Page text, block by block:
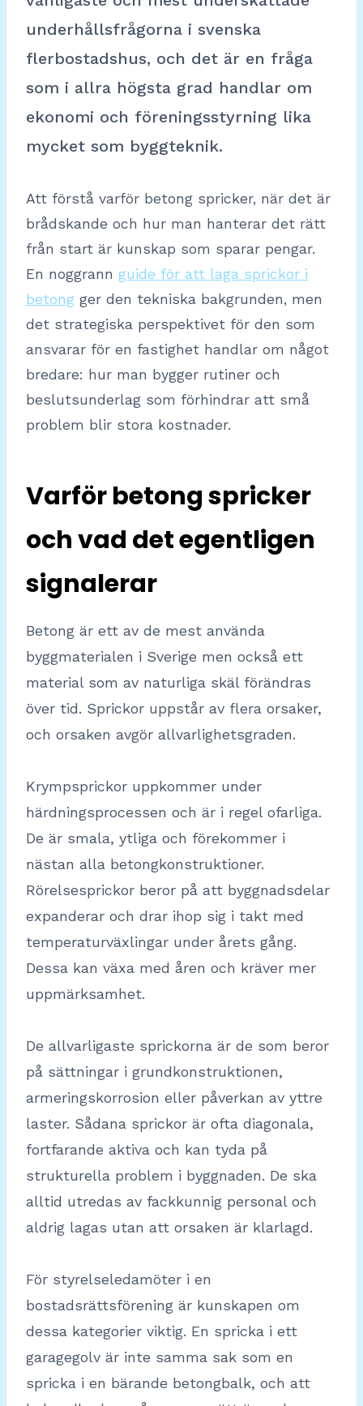
underhållsfrågorna i svenska
flerbostadshus, och det är en fråga
som i allra högsta grad handlar om
ekonomi och föreningsstyrning lika
mycket som byggteknik.
Att förstå varför betong spricker, när det är
brådskande och hur man hanterar det rätt
från start är kunskap som sparar pengar.
En noggrann guide för att laga sprickor i
betong ger den tekniska bakgrunden, men
det strategiska perspektivet för den som
ansvarar för en fastighet handlar om något
bredare: hur man bygger rutiner och
beslutsunderlag som förhindrar att små
problem blir stora kostnader.
Varför betong spricker
och vad det egentligen
signalerar
Betong är ett av de mest använda
byggmaterialen i Sverige men också ett
material som av naturliga skäl förändras
över tid. Sprickor uppstår av flera orsaker,
och orsaken avgör allvarlighetsgraden.
Krympsprickor uppkommer under
härdningsprocessen och är i regel ofarliga.
De är smala, ytliga och förekommer i
nästan alla betongkonstruktioner.
Rörelsesprickor beror på att byggnadsdelar
expanderar och drar ihop sig i takt med
temperaturväxlingar under årets gång.
Dessa kan växa med åren och kräver mer
uppmärksamhet.
De allvarligaste sprickorna är de som beror
på sättningar i grundkonstruktionen,
armeringskorrosion eller påverkan av yttre
laster. Sådana sprickor är ofta diagonala,
fortfarande aktiva och kan tyda på
strukturella problem i byggnaden. De ska
alltid utredas av fackkunnig personal och
aldrig lagas utan att orsaken är klarlagd.
För styrelseledamöter i en
bostadsrättsförening är kunskapen om
dessa kategorier viktig. En spricka i ett
garagegolv är inte samma sak som en
spricka i en bärande betongbalk, och att